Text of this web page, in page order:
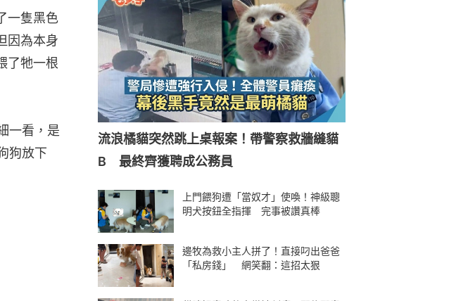
一隻黑色
因為本身
了牠一根
一看，是
狗放下
流浪橘貓突然跳上桌報案！帶警察救牆縫貓
B 最終齊獲聘成公務員
上門餵狗遭「當奴才」使喚！神級聰
明犬按鈕全指揮 完事被讚真棒
邊牧為救小主人拼了！直接叼出爸爸
「私房錢」 網笑翻：這招太狠